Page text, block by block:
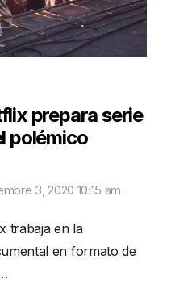
prepara serie
polémico
3, 2020 10:15 am
trabaja en la
en formato de